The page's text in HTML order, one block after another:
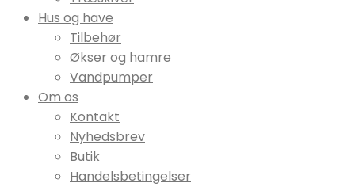
Hus og have
Tilbehør
Økser og hamre
Vandpumper
Om os
Kontakt
Nyhedsbrev
Butik
Handelsbetingelser